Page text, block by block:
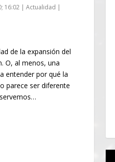
16:02 |Actualidad |
de la expansión del
O, al menos, una
entender por qué la
parece ser diferente